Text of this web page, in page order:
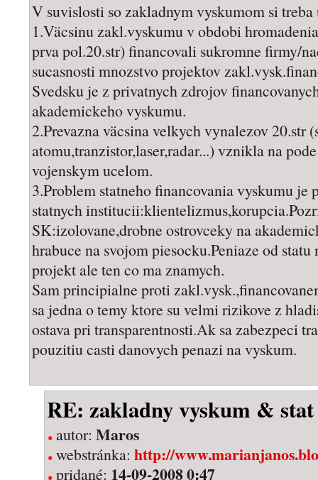
V suvislosti so zakladnym vyskumom si
1.Väcsinu zakl.vyskumu v obdobi
prva pol.20.str) financovali sukromne firmy/
sucasnosti mnozstvo projektov
Svedsku je z privatnych zdrojov
akademickeho vyskumu.
2.Prevazna väcsina velkych vynalezov 20.str
atomu,tranzistor,laser,radar...) vznikla na
vojenskym ucelom.
3.Problem statneho financovania vyskumu je
statnych
SK:izolovane,drobne ostrovceky na
hrabuce na svojom piesocku.Peniaze od
projekt ale ten co ma znamych.
Sam principialne proti
sa jedna o temy ktore su velmi rizikove z
ostava pri transparentnosti.Ak sa zabezpeci
pouzitiu casti danovych penazi na vyskum.
RE: zakladny vyskum & stat
autor: Maros
webstránka: http://
pridané: 14-09-2008 0:47